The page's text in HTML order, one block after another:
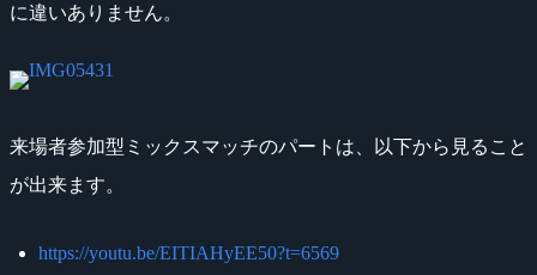
に違いありません。
来場者参加型ミックスマッチのパートは、以下から見ること
が出来ます。
https://youtu.be/EITIAHyEE50?t=6569